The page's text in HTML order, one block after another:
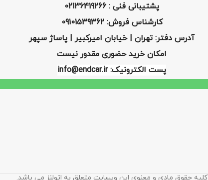
پشتیبانی فنی : 02136419266
کارشناس فروش: 09101539362
آدرس دفتر: تهران | خیابان امیرکبیر | پاساژ سپهر
امکان خرید حضوری مقدور نیست
پست الکترونیک: info@endcar.ir
کلیه حقوق مادی و معنوی این وبسایت متعلق به اتولنز می باشد.